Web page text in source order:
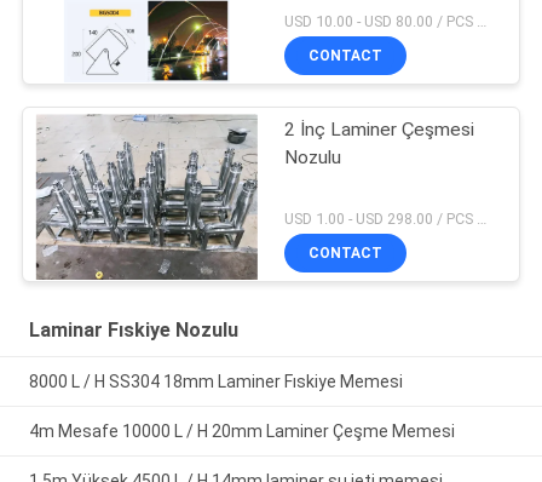
USD 10.00 - USD 80.00 / PCS MOQ:1 parça
CONTACT
2 İnç Laminer Çeşmesi
Nozulu
CONTACT
Laminar Fıskiye Nozulu
8000 L / H SS304 18mm Laminer Fıskiye Memesi
4m Mesafe 10000 L / H 20mm Laminer Çeşme Memesi